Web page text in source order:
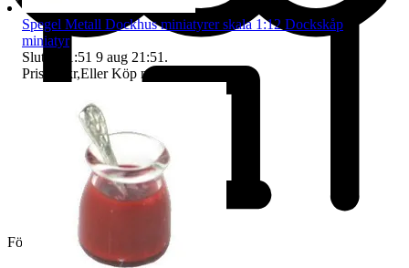
Företag
Spegel Metall Dockhus miniatyrer skala 1:12 Dockskåp
miniatyr
Sluttid
21:51 9 aug 21:51 .
Pris:
49 kr,Eller Köp nu